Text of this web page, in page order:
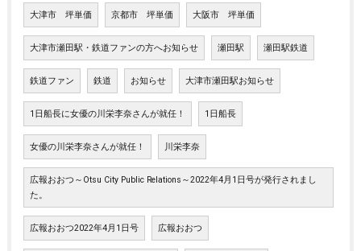
大津市 坪単価 京都市 坪単価 大阪市 坪単価
大津市瀬田駅・鉄道ファンの方へお知らせ 瀬田駅 瀬田駅鉄道
鉄道ファン 鉄道 お知らせ 大津市瀬田駅お知らせ
1日船長に女優の川栄李奈さんが就任！ 1日船長
女優の川栄李奈さんが就任！ 川栄李奈
広報おおつ～Otsu City Public Relations～2022年4月1日号が発行されまし
た。
広報おおつ2022年4月1日号 広報おおつ